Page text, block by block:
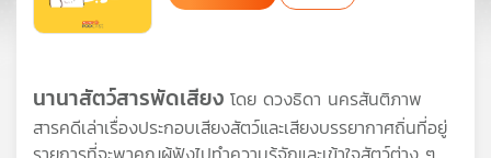
นานาสัตว์สารพัดเสียง โดย ดวงธิดา นครสันติภาพ
สารคดีเล่าเรื่องประกอบเสียงสัตว์และเสียงบรรยากาศถิ่นที่อยู่